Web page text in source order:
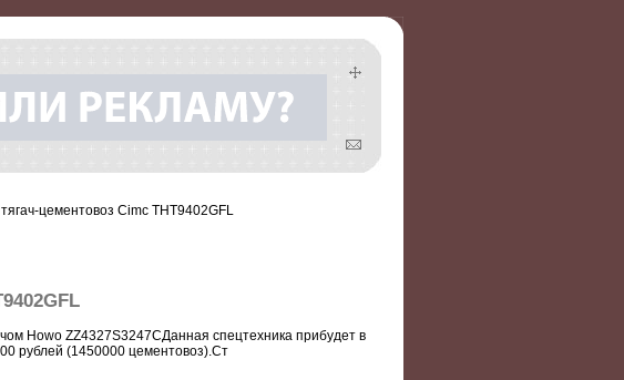
цементовоз Cimc THT9402GFL
Howo ZZ4327S3247СДанная спецтехника прибудет в
рублей (1450000 цементовоз).Ст